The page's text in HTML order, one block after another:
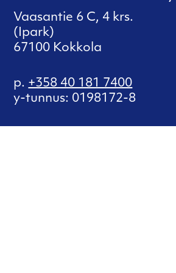
Vaasantie 6 C, 4 krs.
(Ipark)
67100 Kokkola
p. +358 40 181 7400
y-tunnus: 0198172-8